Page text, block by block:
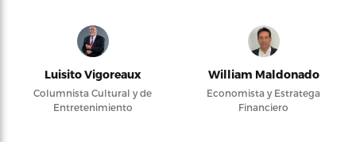
Luisito Vigoreaux
Columnista Cultural y de
Entretenimiento
William Maldonado
Economista y Estratega
Financiero